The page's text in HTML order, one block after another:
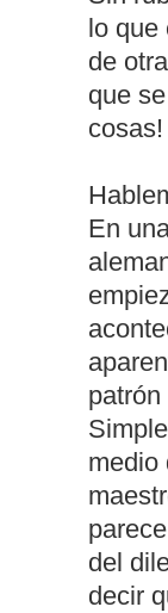
lo que
de
que
cosas!
En
patrón
medio
del
decir